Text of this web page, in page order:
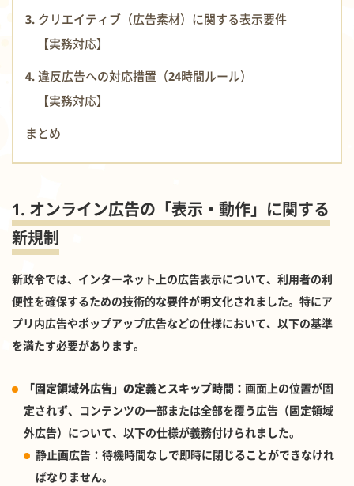
3. クリエイティブ（広告素材）に関する表示要件
【実務対応】
4. 違反広告への対応措置（24時間ルール）
【実務対応】
まとめ
1. オンライン広告の「表示・動作」に関する
新規制
新政令では、インターネット上の広告表示について、利用者の利
便性を確保するための技術的な要件が明文化されました。特にア
プリ内広告やポップアップ広告などの仕様において、以下の基準
を満たす必要があります。
「固定領域外広告」の定義とスキップ時間： 画面上の位置が固
定されず、コンテンツの一部または全部を覆う広告（固定領域
外広告）について、以下の仕様が義務付けられました。
静止画広告：待機時間なしで即時に閉じることができなけれ
ばなりません。